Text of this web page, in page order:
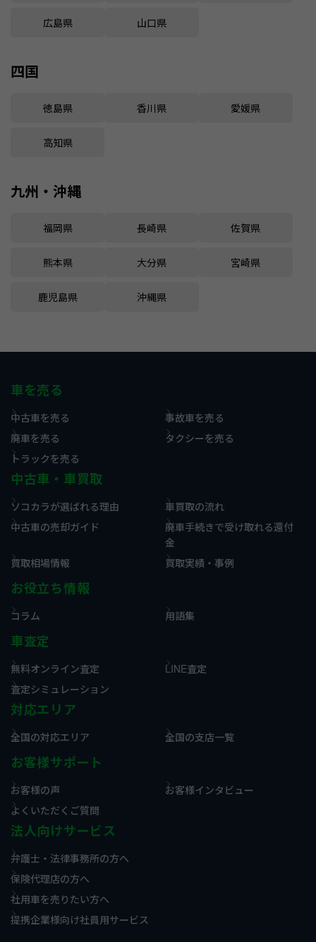
広島県 山口県
四国
徳島県 香川県 愛媛県
高知県
九州・沖縄
福岡県 長崎県 佐賀県
熊本県 大分県 宮崎県
鹿児島県 沖縄県
車を売る
中古車を売る
事故車を売る
廃車を売る
タクシーを売る
トラックを売る
中古車・車買取
ソコカラが選ばれる理由
車買取の流れ
中古車の売却ガイド
廃車手続きで受け取れる還付
金
買取相場情報
買取実績・事例
お役立ち情報
コラム 用語集
車査定
無料オンライン査定
LINE査定
査定シミュレーション
対応エリア
全国の対応エリア 全国の支店一覧
お客様サポート
お客様の声
お客様インタビュー
よくいただくご質問
法人向けサービス
弁護士・法律事務所の方へ
保険代理店の方へ
社用車を売りたい方へ
提携企業様向け社員用サービス